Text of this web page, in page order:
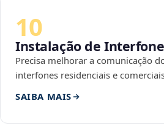
10
Instalação de Interfone
Precisa melhorar a comunicação
interfones residenciais e
SAIBA MAIS